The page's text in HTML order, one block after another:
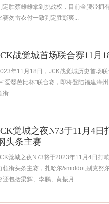
定胜蔡雄雄拿到挑战权，目前金腰带拥
赛勿雷衣付一致判定胜彭爽...
战觉城首场联合赛11月
年11月18日，JCK战觉城历史首场
“爱婴芭比杯”联合赛，即将登陆福建漳
衔...
觉城之夜N73于11月4
头条主赛
觉城之夜N73将于2023年11月4日打
领衔头条主赛，扎哈尔&middot;别克努
还包括梁辉、李鹏、黄振月...